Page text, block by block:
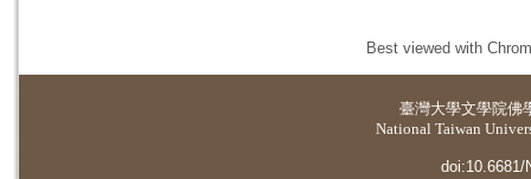
Best viewed with
臺灣大學文學院佛
National Taiwan
doi:10.6681/